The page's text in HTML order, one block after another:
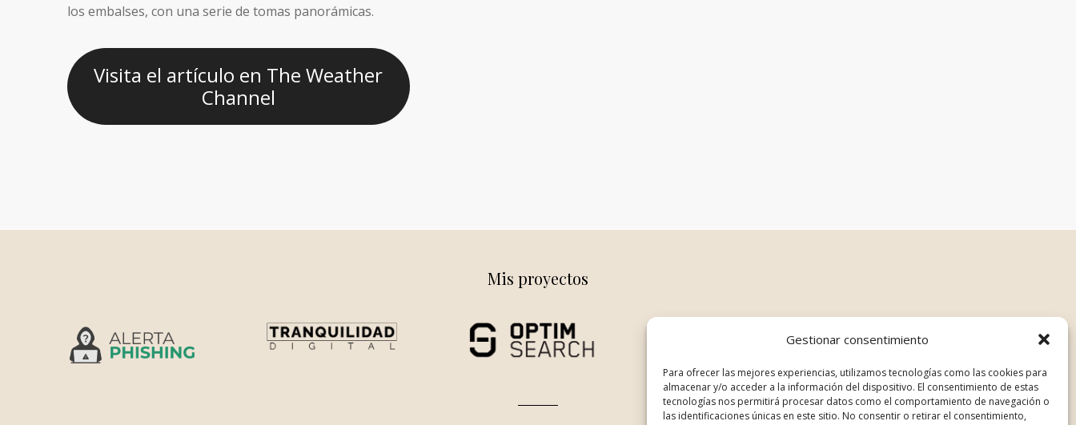
Gestionar consentimiento
Para ofrecer las mejores experiencias, utilizamos tecnologías como las cookies para
almacenar y/o acceder a la información del dispositivo. El consentimiento de estas
tecnologías nos permitirá procesar datos como el comportamiento de navegación o
las identificaciones únicas en este sitio. No consentir o retirar el consentimiento,
los embalses, con una serie de tomas panorámicas.
Visita el artículo en The Weather
Channel
Mis proyectos